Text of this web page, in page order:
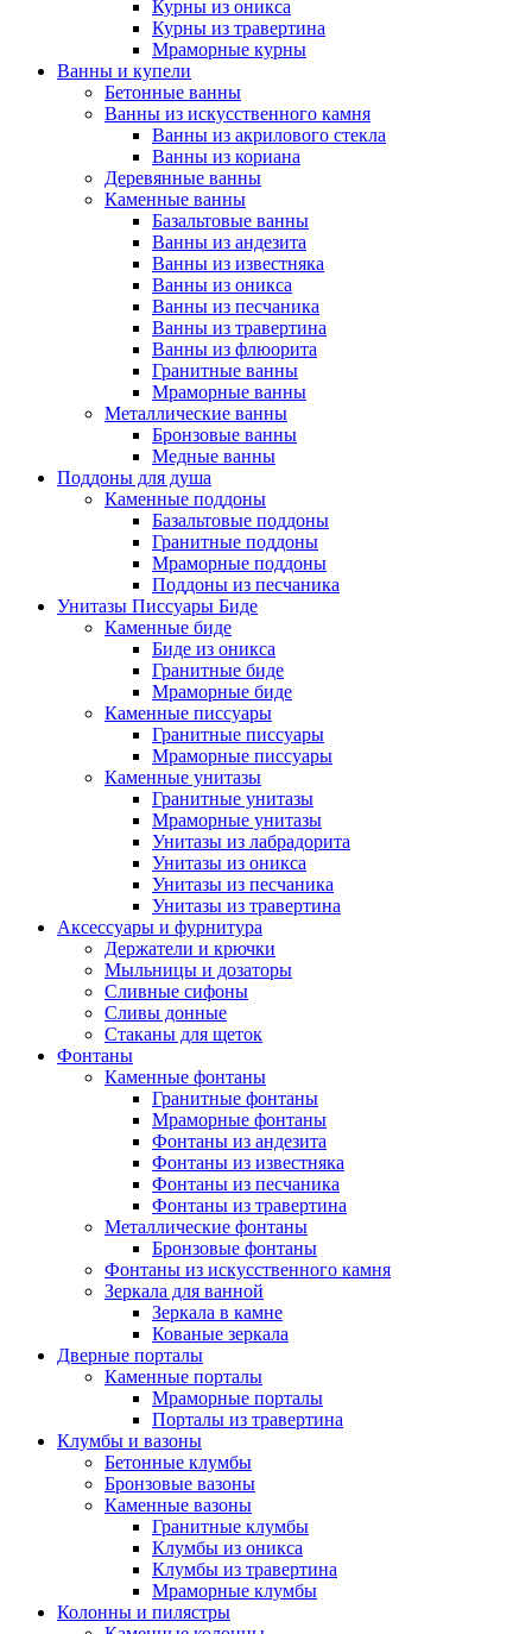
Курны из оникса
Курны из травертина
Мраморные курны
Ванны и купели
Бетонные ванны
Ванны из искусственного камня
Ванны из акрилового стекла
Ванны из кориана
Деревянные ванны
Каменные ванны
Базальтовые ванны
Ванны из андезита
Ванны из известняка
Ванны из оникса
Ванны из песчаника
Ванны из травертина
Ванны из флюорита
Гранитные ванны
Мраморные ванны
Металлические ванны
Бронзовые ванны
Медные ванны
Поддоны для душа
Каменные поддоны
Базальтовые поддоны
Гранитные поддоны
Мраморные поддоны
Поддоны из песчаника
Унитазы Писсуары Биде
Каменные биде
Биде из оникса
Гранитные биде
Мраморные биде
Каменные писсуары
Гранитные писсуары
Мраморные писсуары
Каменные унитазы
Гранитные унитазы
Мраморные унитазы
Унитазы из лабрадорита
Унитазы из оникса
Унитазы из песчаника
Унитазы из травертина
Аксессуары и фурнитура
Держатели и крючки
Мыльницы и дозаторы
Сливные сифоны
Сливы донные
Стаканы для щеток
Фонтаны
Каменные фонтаны
Гранитные фонтаны
Мраморные фонтаны
Фонтаны из андезита
Фонтаны из известняка
Фонтаны из песчаника
Фонтаны из травертина
Металлические фонтаны
Бронзовые фонтаны
Фонтаны из искусственного камня
Зеркала для ванной
Зеркала в камне
Кованые зеркала
Дверные порталы
Каменные порталы
Мраморные порталы
Порталы из травертина
Клумбы и вазоны
Бетонные клумбы
Бронзовые вазоны
Каменные вазоны
Гранитные клумбы
Клумбы из оникса
Клумбы из травертина
Мраморные клумбы
Колонны и пилястры